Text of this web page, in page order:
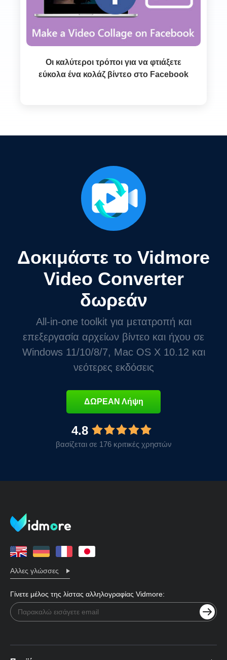
Οι καλύτεροι τρόποι για να φτιάξετε
εύκολα ένα κολάζ βίντεο στο Facebook
Δοκιμάστε το Vidmore
Video Converter
δωρεάν
All-in-one toolkit για μετατροπή και
επεξεργασία αρχείων βίντεο και ήχου σε
Windows 11/10/8/7, Mac OS X 10.12 και
νεότερες εκδόσεις
ΔΩΡΕΑΝ Λήψη
4.8
βασίζεται σε 176 κριτικές χρηστών
Αλλες γλώσσες
Γίνετε μέλος της λίστας αλληλογραφίας Vidmore: